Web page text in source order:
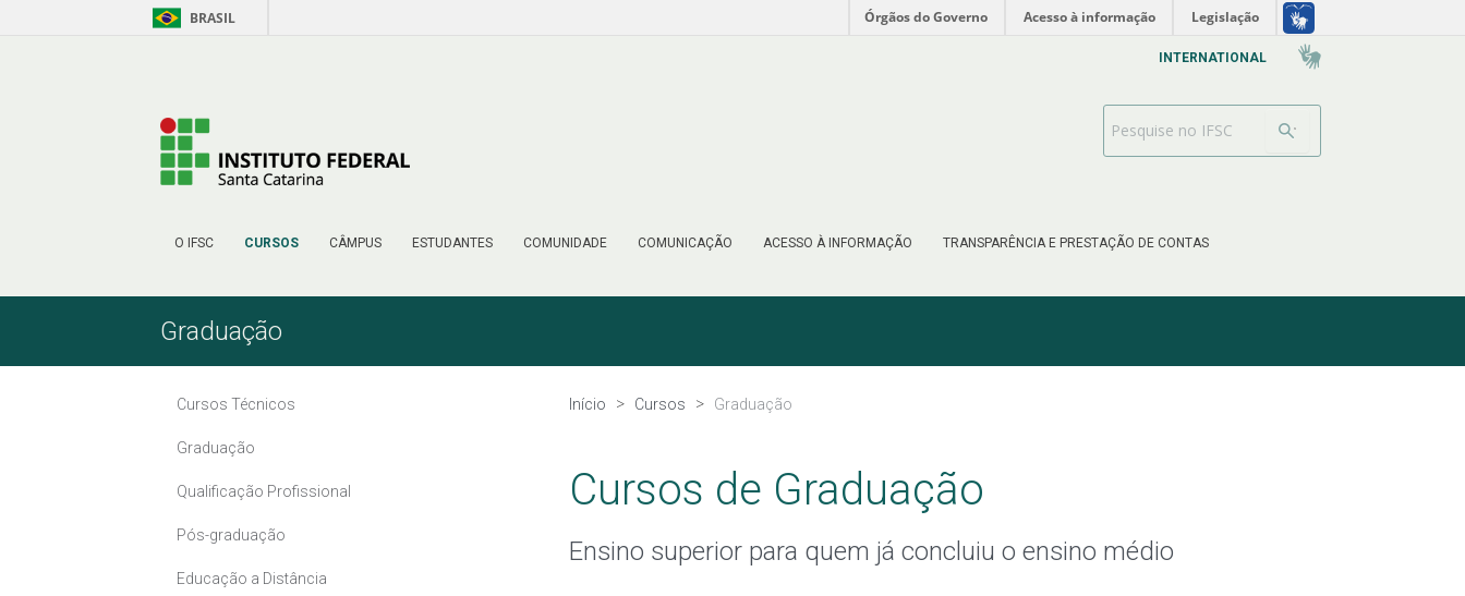
Pular para o Conteúdo BRASIL Órgãos do Governo Acesso à informação Legislação
O IFSC CURSOS CÂMPUS ESTUDANTES COMUNIDADE COMUNICAÇÃO ACESSO À INFORMAÇÃO TRANSPARÊNCIA E PRESTAÇÃO DE CONTAS
INTERNATIONAL
Barra de busca
Graduação
Cursos Técnicos
Graduação
Qualificação Profissional
Pós-graduação
Educação a Distância
Início Cursos Graduação
Cursos de Graduação
Ensino superior para quem já concluiu o ensino médio